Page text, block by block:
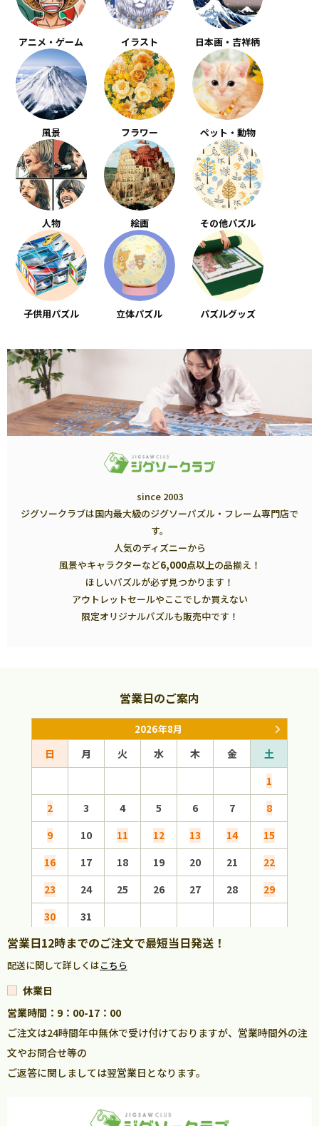
アニメ・ゲーム イラスト 日本画・吉祥柄
風景 フラワー ペット・動物
人物 絵画 その他パズル
子供用パズル 立体パズル パズルグッズ
since 2003
ジグソークラブは国内最大級のジグソーパズル・フレーム専門店で
す。
人気のディズニーから
風景やキャラクターなど6,000点以上の品揃え！
ほしいパズルが必ず見つかります！
アウトレットセールやここでしか買えない
限定オリジナルパズルも販売中です！
営業日のご案内
2026年8月
日 月 火 水 木 金
土
1
2
3 4 5 6 7
8
9
10 11 12 13 14
15
16
17 18 19 20 21
22
23
24 25 26 27 28
29
30
31
営業日12時までのご注文で最短当日発送！
配送に関して詳しくはこちら
休業日
営業時間：9：00-17：00
ご注文は24時間年中無休で受け付けておりますが、営業時間外の注
文やお問合せ等の
ご返答に関しましては翌営業日となります。